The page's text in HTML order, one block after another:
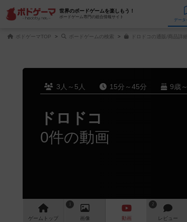
世界のボードゲームを楽しもう！
ボードゲーム専門の総合情報サイト
ボドゲーマTOP ボードゲームの検索 ドロドコの通販/商品詳細
3人～5人 15分～45分 9歳～
ドロドコ
0件の動画
ゲーム トップ
1
画像 動画
2
レビュー